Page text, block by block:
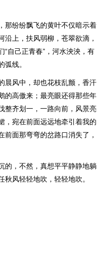
那纷纷飘飞的黄叶不仅暗示着
上，扶风弱柳，苍翠欲滴，
自己正青春”，河水泱泱，有
线。
晨风中，却也花枝乱颤，香汗
的高傲来；最亮眼还得那些年
整齐划一，一路向前，风景亮
宛在前面远远地牵引着我的
面那弯弯的岔路口消失了，
的，不然，真想平平静静地躺
风轻轻地吹，轻轻地吹。